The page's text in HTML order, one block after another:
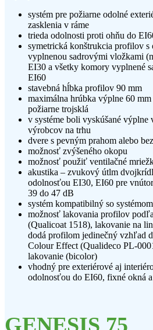
systém pre požiarne odolné
zasklenia v ráme
trieda odolnosti proti ohňu do
symetrická konštrukcia profilov s
vyplnenou sadrovými vložkami
EI30 a všetky komory vyplnené
EI60
stavebná hĺbka profilov 90 mm
maximálna hrúbka výplne 60
požiarne trojsklá
v systéme boli vyskúšané výplne
výrobcov na trhu
dvere s pevným prahom alebo
možnosť zvýšeného okopu
možnosť použiť ventilačné
akustika – zvukový útlm
odolnosťou EI30, EI60 pre
39 do 47 dB
systém kompatibilný so
možnosť lakovania profilov
(Qualicoat 1518), lakovanie na
dodá profilom jedinečný vzhľad
Colour Effect (Qualideco PL-
lakovanie (bicolor)
vhodný pre exteriérové aj
odolnosťou do EI60, fixné okná a
GENESIS 75